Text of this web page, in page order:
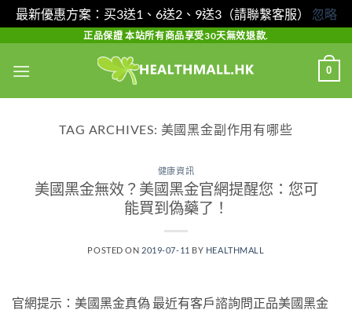
最新優惠方案：买3送1、6送2、9送3（請聯繫客服） 忽略
content
正品保證 本站所有商品享受30天無效退款.
0
TAG ARCHIVES: 美國黑金副作用有哪些
健康資訊
美國黑金無效？美國黑金官網提醒您：您可
能買到偽藥了！
POSTED ON 2019-07-11 BY HEALTHMALL
官網提示：美國黑金真偽 最近有客戶諮詢問正品美國黑金